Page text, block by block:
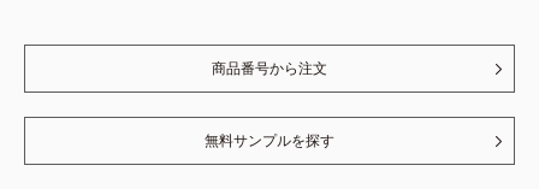
商品番号から注文
無料サンプルを探す